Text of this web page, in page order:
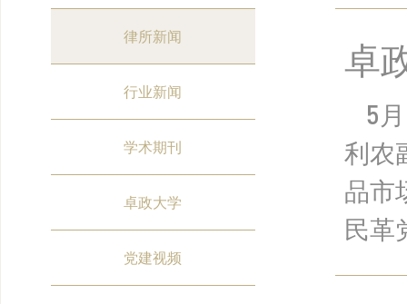
律所新闻
行业新闻
学术期刊
卓政大学
党建视频
卓
5
利农
品市
民革